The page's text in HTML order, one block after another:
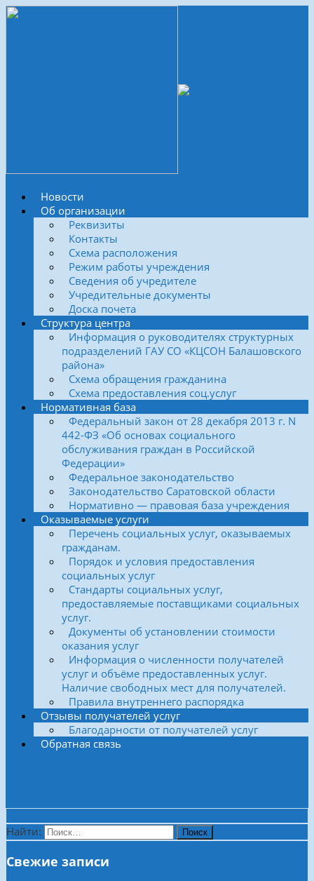
Новости
Об организации
Реквизиты
Контакты
Схема расположения
Режим работы учреждения
Сведения об учредителе
Учредительные документы
Доска почета
Структура центра
Информация о руководителях структурных
подразделений ГАУ СО «КЦСОН Балашовского
района»
Схема обращения гражданина
Схема предоставления соц.услуг
Нормативная база
Федеральный закон от 28 декабря 2013 г. N
442-ФЗ «Об основах социального
обслуживания граждан в Российской
Федерации»
Федеральное законодательство
Законодательство Саратовской области
Нормативно — правовая база учреждения
Оказываемые услуги
Перечень социальных услуг, оказываемых
гражданам.
Порядок и условия предоставления
социальных услуг
Стандарты социальных услуг,
предоставляемые поставщиками социальных
услуг.
Документы об установлении стоимости
оказания услуг
Информация о численности получателей
услуг и объёме предоставленных услуг.
Наличие свободных мест для получателей.
Правила внутреннего распорядка
Отзывы получателей услуг
Благодарности от получателей услуг
Обратная связь
Найти:
Свежие записи